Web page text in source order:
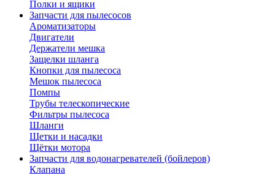
Полки и ящики
Запчасти для пылесосов
Ароматизаторы
Двигатели
Держатели мешка
Защелки шланга
Кнопки для пылесоса
Мешок пылесоса
Помпы
Трубы телескопические
Фильтры пылесоса
Шланги
Щетки и насадки
Щётки мотора
Запчасти для водонагревателей (бойлеров)
Клапана